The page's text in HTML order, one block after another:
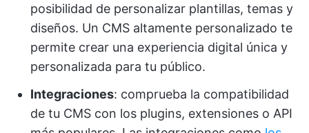
posibilidad de personalizar plantillas, temas y
diseños. Un CMS altamente personalizado te
permite crear una experiencia digital única y
personalizada para tu público.
Integraciones: comprueba la compatibilidad
de tu CMS con los plugins, extensiones o API